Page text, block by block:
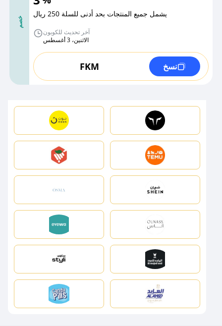
خصم
يشمل جميع المنتجات بحد أدنى للسلة 250 ريال
آخر تحديث للكوبون
الاثنين، 3 أغسطس
FKM نسخ